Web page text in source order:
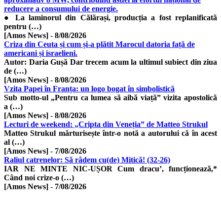
reducere a consumului de energie.
● La laminorul din Călărași, producția a fost replanificată
pentru (…)
[Amos News] - 8/08/2026
Criza din Ceuta și cum și-a plătit Marocul datoria față de
americani și israelieni.
Autor: Daria Gușă Dar trecem acum la ultimul subiect din ziua
de (…)
[Amos News] - 8/08/2026
Vzita Papei în Franța: un logo bogat în simbolistică
Sub motto-ul „Pentru ca lumea să aibă viață” vizita apostolică
a (…)
[Amos News] - 8/08/2026
Lecturi de weekend: „Cripta din Veneția” de Matteo Strukul
Matteo Strukul mărturisește într-o notă a autorului că în acest
al (…)
[Amos News] - 7/08/2026
Raliul catrenelor: Să râdem cu(de) Mitică! (32-26)
IAR NE MINTE NIC-UȘOR Cum dracu’, funcționează,*
Când noi crize-o (…)
[Amos News] - 7/08/2026